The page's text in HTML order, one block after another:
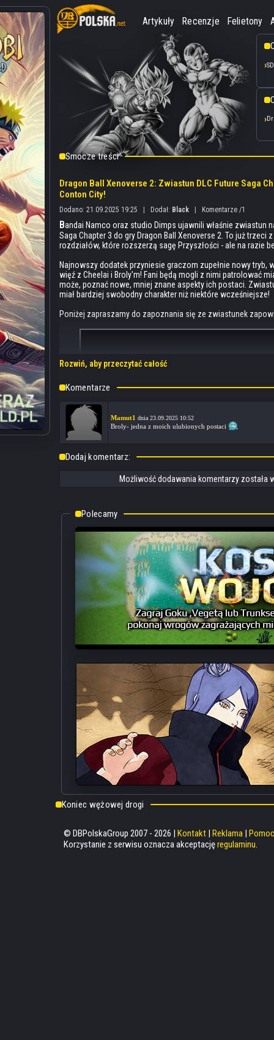
Artykuły Recenzje Felietony
Smocze treści
Dragon Ball Xenoverse 2: Zwiastun DLC Future Saga
Conton City!
Dodano: 21.09.2025 19:25 | Dodał: Black | Komentarze /1
Bandai Namco oraz studio Dimps ujawnili właśnie zwiastun
Saga Chapter 3 do gry Dragon Ball Xenoverse 2. To już trzeci
rozdziałów, które rozszerzą sagę Przyszłości - ale na razie
Najnowszy dodatek przyniesie graczom zupełnie nowy tryb,
więź z Cheelai i Broly'm! Fani będą mogli z nimi patrolować
może, poznać nowe, mniej znane aspekty ich postaci.
miał bardziej swobodny charakter niż niektóre wcześniejsze!
Poniżej zapraszamy do zapoznania się ze zwiastunek
Rozwiń, aby przeczytać całość
Komentarze
Mamut1 dnia 23.09.2025 10:52
Broly- jedna z moich ulubionych postaci
Dodaj komentarz:
Możliwość dodawania komentarzy została
Koniec wężowej drogi
© DBPolskaGroup 2007 - 2026 | Kontakt| Reklama| Pomoc
Korzystanie z serwisu oznacza akceptacjęregulaminu.
Polecamy